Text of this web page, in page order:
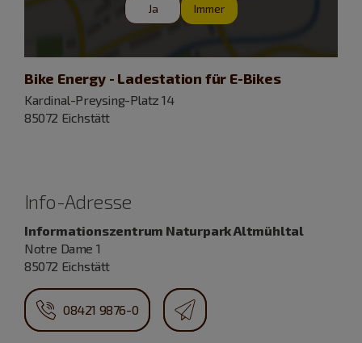
Ja Immer
Bike Energy - Ladestation für E-Bikes
Kardinal-Preysing-Platz 14
85072 Eichstätt
Info-Adresse
Informationszentrum Naturpark Altmühltal
Notre Dame 1
85072 Eichstätt
08421 9876-0